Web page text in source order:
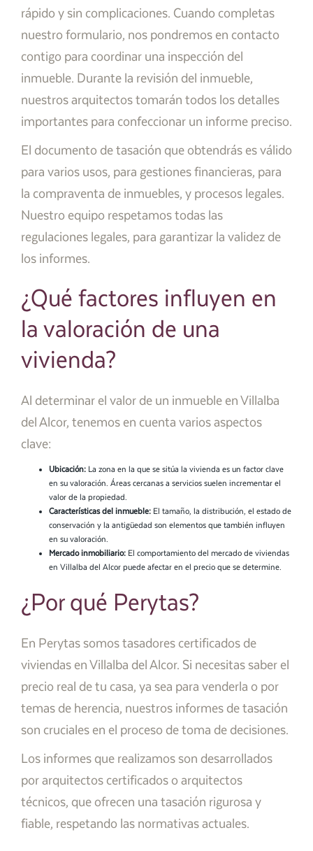
rápido y sin complicaciones. Cuando completas
nuestro formulario, nos pondremos en contacto
contigo para coordinar una inspección del
inmueble. Durante la revisión del inmueble,
nuestros arquitectos tomarán todos los detalles
importantes para confeccionar un informe preciso.
El documento de tasación que obtendrás es válido
para varios usos, para gestiones financieras, para
la compraventa de inmuebles, y procesos legales.
Nuestro equipo respetamos todas las
regulaciones legales, para garantizar la validez de
los informes.
¿Qué factores influyen en
la valoración de una
vivienda?
Al determinar el valor de un inmueble en Villalba
del Alcor, tenemos en cuenta varios aspectos
clave:
Ubicación: La zona en la que se sitúa la vivienda es un factor clave
en su valoración. Áreas cercanas a servicios suelen incrementar el
valor de la propiedad.
Características del inmueble: El tamaño, la distribución, el estado de
conservación y la antigüedad son elementos que también influyen
en su valoración.
Mercado inmobiliario: El comportamiento del mercado de viviendas
en Villalba del Alcor puede afectar en el precio que se determine.
¿Por qué Perytas?
En Perytas somos tasadores certificados de
viviendas en Villalba del Alcor. Si necesitas saber el
precio real de tu casa, ya sea para venderla o por
temas de herencia, nuestros informes de tasación
son cruciales en el proceso de toma de decisiones.
Los informes que realizamos son desarrollados
por arquitectos certificados o arquitectos
técnicos, que ofrecen una tasación rigurosa y
fiable, respetando las normativas actuales.